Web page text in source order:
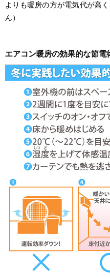
よりも暖房の方が電気代が高
ん）
エアコン暖房の効果的な節電